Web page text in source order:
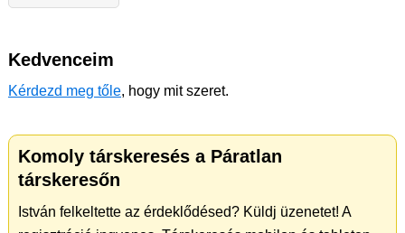
Kedvenceim
Kérdezd meg tőle, hogy mit szeret.
Komoly társkeresés a Páratlan
társkeresőn
István felkeltette az érdeklődésed? Küldj üzenetet! A